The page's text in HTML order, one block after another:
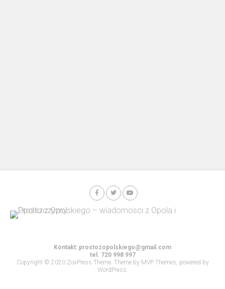
Kontakt: prostozopolskiego@gmail.com
tel. 720 998 997
Copyright © 2020 ZoxPress Theme. Theme by MVP Themes, powered by
WordPress.